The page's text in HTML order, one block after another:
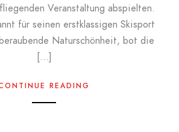
Veranstaltung abspielten.
für seinen erstklassigen Skisport
Naturschönheit, bot die
[…]
READING